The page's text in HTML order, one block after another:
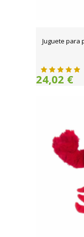
Juguete para
24,02 €